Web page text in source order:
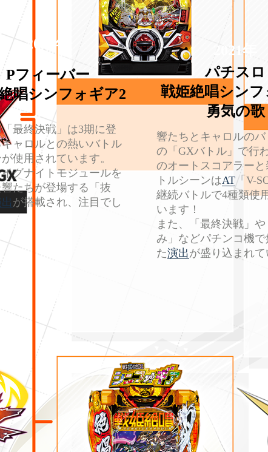
2020年
Pフィーバー
唱シンフォギア2
最終決戦」は3期に登
ャロルとの熱いバトル
使用されています。
グナイトモジュールを
たちが登場する「抜
が搭載され、注目でし
2021年
パチスロ
戦姫絶唱シン
勇気の歌
響たちとキャロルの
の「GXバトル」で行
のオートスコアラー
トルシーンはAT「V-
継続バトルで4種類使
います！
また、「最終決戦」
み」などパチンコ機
た演出が盛り込まれ